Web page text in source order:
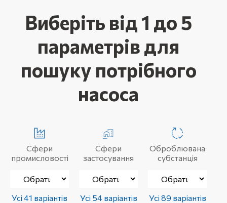
Виберіть від 1 до 5
параметрів для
пошуку потрібного
насоса
Сфери
промисловості
Усі 41 варіантів
Сфери
застосування
Усі 54 варіантів
Оброблювана
субстанція
Усі 89 варіантів